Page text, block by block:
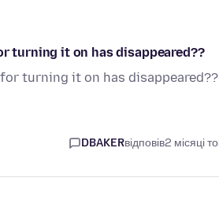
turning it on has disappeared??
turning it on has disappeared??
DBAKERвідповів2 місяці